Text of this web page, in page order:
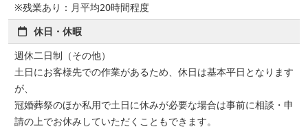
※残業あり：月平均20時間程度
休日・休暇
週休二日制（その他）
土日にお客様先での作業があるため、休日は基本平日となります
が、
冠婚葬祭のほか私用で土日に休みが必要な場合は事前に相談・申
請の上でお休みしていただくこともできます。